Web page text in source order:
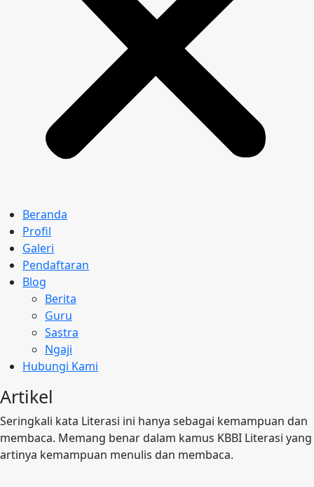
Beranda
Profil
Galeri
Pendaftaran
Blog
Berita
Guru
Sastra
Ngaji
Hubungi Kami
Artikel
Seringkali kata Literasi ini hanya sebagai kemampuan dan
membaca. Memang benar dalam kamus KBBI Literasi yang
artinya kemampuan menulis dan membaca.